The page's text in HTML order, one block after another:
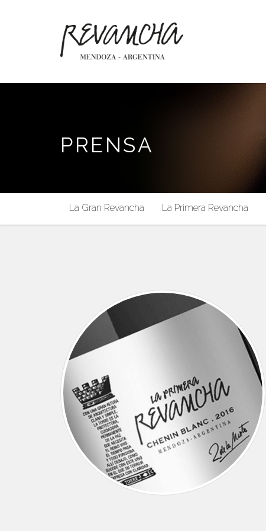
PRENSA
La Gran Revancha La Primera Revancha